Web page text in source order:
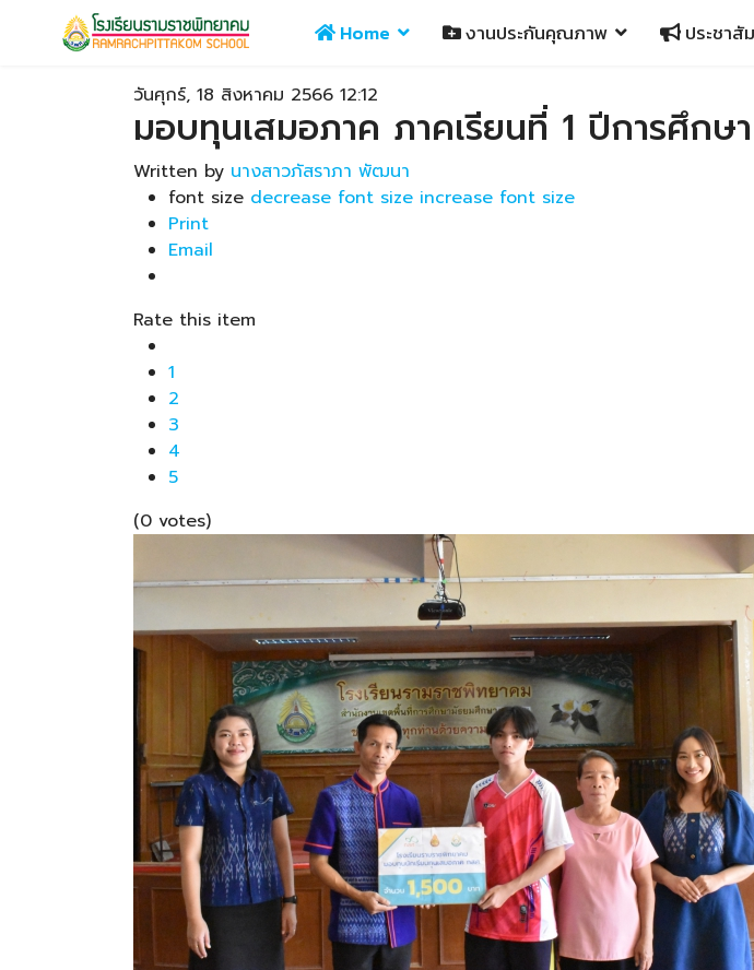
Home งานประกันคุณภาพ ประชาสั
วันศุกร์, 18 สิงหาคม 2566 12:12
มอบทุนเสมอภาค ภาคเรียนที่ 1 ปีการศึกษ
Written by นางสาวภัสราภา พัฒนา
font size decrease font size increase font size
Print
Email
Rate this item
1
2
3
4
5
(0 votes)